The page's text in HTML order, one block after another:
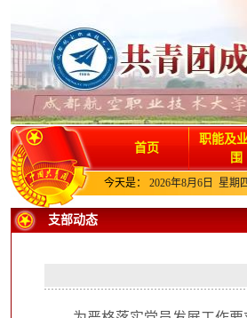
首页
职能及
围
今天是： 2026年8月6日 星期
支部动态